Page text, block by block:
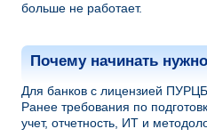
больше не работает.
Почему начинать
Для банков с лицензией ПУРЦБ
Ранее требования по
учет, отчетность, ИТ и